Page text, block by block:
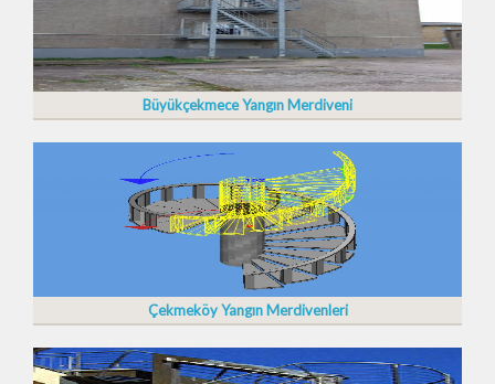
Büyükçekmece Yangın Merdiveni
Çekmeköy Yangın Merdivenleri